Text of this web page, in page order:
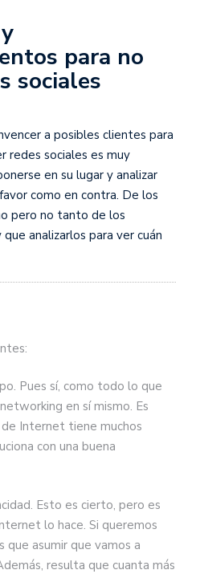
para no
sociales
a posibles clientes para
redes sociales es muy
en su lugar y analizar
como en contra. De los
pero no tanto de los
analizarlos para ver cuán
Pues sí, como todo lo que
en sí mismo. Es
Internet tiene muchos
con una buena
Esto es cierto, pero es
lo hace. Si queremos
asumir que vamos a
resulta que cuanta más